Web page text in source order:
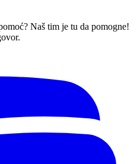
Naš tim je tu da pomogne!